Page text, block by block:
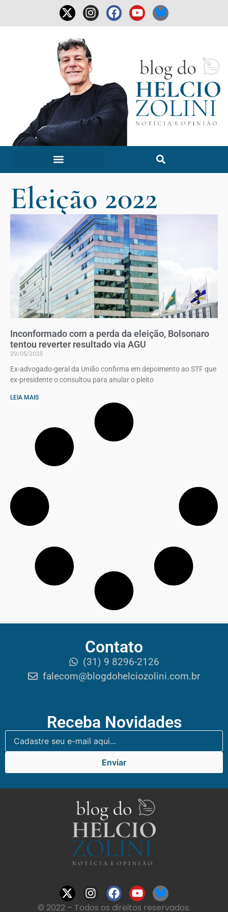
Eleição 2022
Inconformado com a perda da eleição, Bolsonaro
tentou reverter resultado via AGU
29/05/2025
Ex-advogado-geral da União confirma em depoimento ao STF que
ex-presidente o consultou para anular o pleito
LEIA MAIS
Contato
(31) 9 8296-2126
falecom@blogdohelciozolini.com.br
Receba Novidades
Enviar
© 2022 – Todos os direitos reservados.